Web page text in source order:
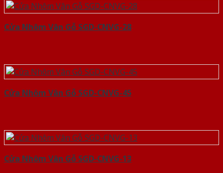
Cửa Nhôm Vân Gỗ SGD-CNVG-28
Cửa Nhôm Vân Gỗ SGD-CNVG-45
Cửa Nhôm Vân Gỗ SGD-CNVG-13